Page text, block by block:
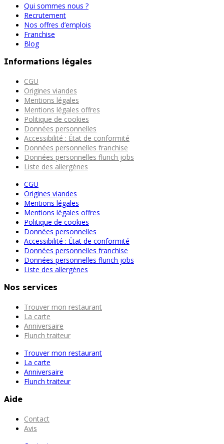
Qui sommes nous ?
Recrutement
Nos offres d’emplois
Franchise
Blog
Informations légales
CGU
Origines viandes
Mentions légales
Mentions légales offres
Politique de cookies
Données personnelles
Accessibilité : État de conformité
Données personnelles franchise
Données personnelles flunch jobs
Liste des allergènes
CGU
Origines viandes
Mentions légales
Mentions légales offres
Politique de cookies
Données personnelles
Accessibilité : État de conformité
Données personnelles franchise
Données personnelles flunch jobs
Liste des allergènes
Nos services
Trouver mon restaurant
La carte
Anniversaire
Flunch traiteur
Trouver mon restaurant
La carte
Anniversaire
Flunch traiteur
Aide
Contact
Avis